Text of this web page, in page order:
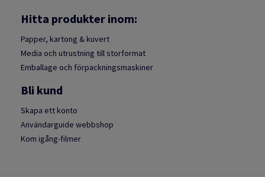
Hitta produkter inom:
Papper, kartong & kuvert
Media och utrustning till storformat
Emballage och förpackningsmaskiner
Bli kund
Skapa ett konto
Användarguide webbshop
Kom igång-filmer